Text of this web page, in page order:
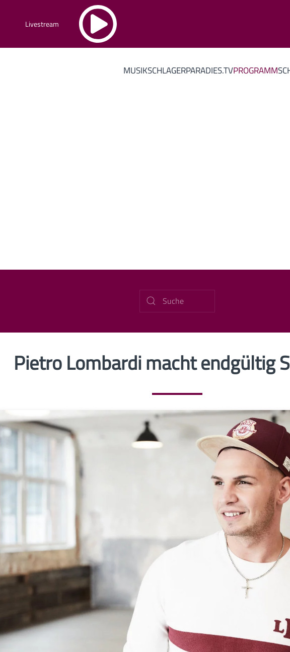
Livestream
MUSIKSCHLAGERPARADIES.TVPROGRAMM
Pietro Lombardi macht endgültig